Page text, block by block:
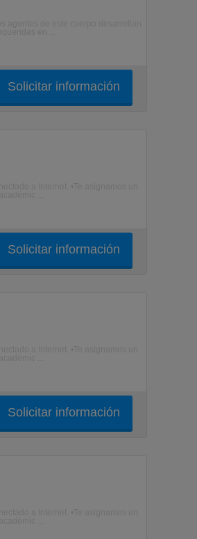
Solicitar información
Solicitar información
Solicitar información